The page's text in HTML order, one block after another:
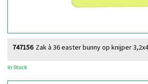
Zak à 36 easter bunny op knijper
747156
In Stock